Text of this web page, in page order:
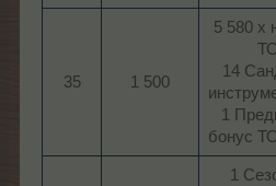
35 1 500
5 580 х
14
1
бонус
1